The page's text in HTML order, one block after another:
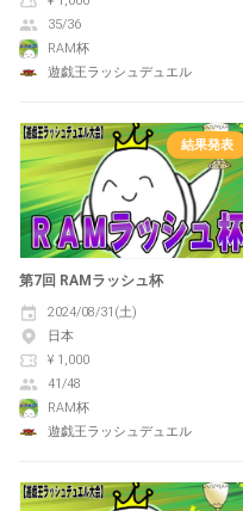
35/36
RAM杯
遊戯王ラッシュデュエル
結果発表
第7回 RAMラッシュ杯
2024/08/31(土)
日本
¥ 1,000
41/48
RAM杯
遊戯王ラッシュデュエル